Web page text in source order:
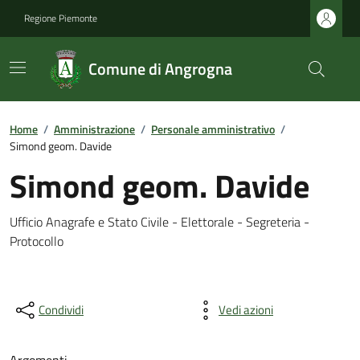
Regione Piemonte
Comune di Angrogna
Home / Amministrazione / Personale amministrativo /
Simond geom. Davide
Simond geom. Davide
Ufficio Anagrafe e Stato Civile - Elettorale - Segreteria -
Protocollo
Condividi Vedi azioni